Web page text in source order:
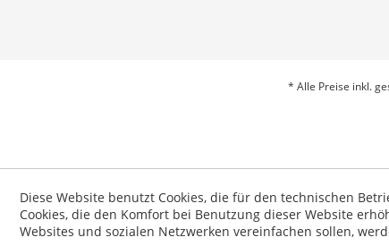
* Alle Preise inkl.
Diese Website benutzt Cookies, die für den technischen
Cookies, die den Komfort bei Benutzung dieser Website
Websites und sozialen Netzwerken vereinfachen sollen,